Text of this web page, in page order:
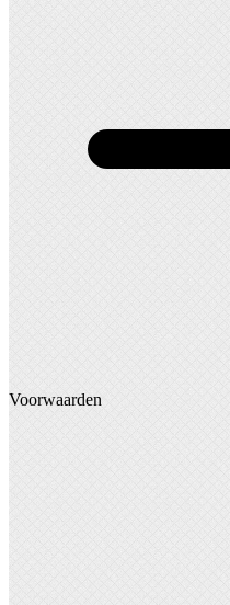
Voorwaarden